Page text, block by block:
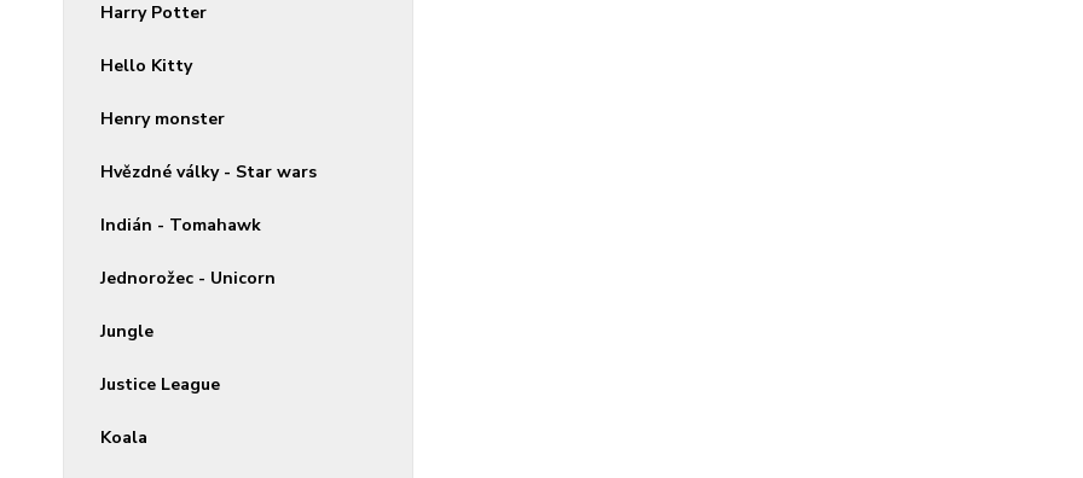
Harry Potter
Hello Kitty
Henry monster
Hvězdné války - Star wars
Indián - Tomahawk
Jednorožec - Unicorn
Jungle
Justice League
Koala